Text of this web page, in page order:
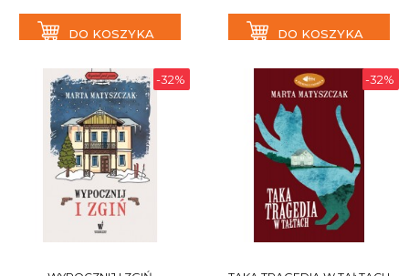
DO KOSZYKA DO KOSZYKA
-32% -32%